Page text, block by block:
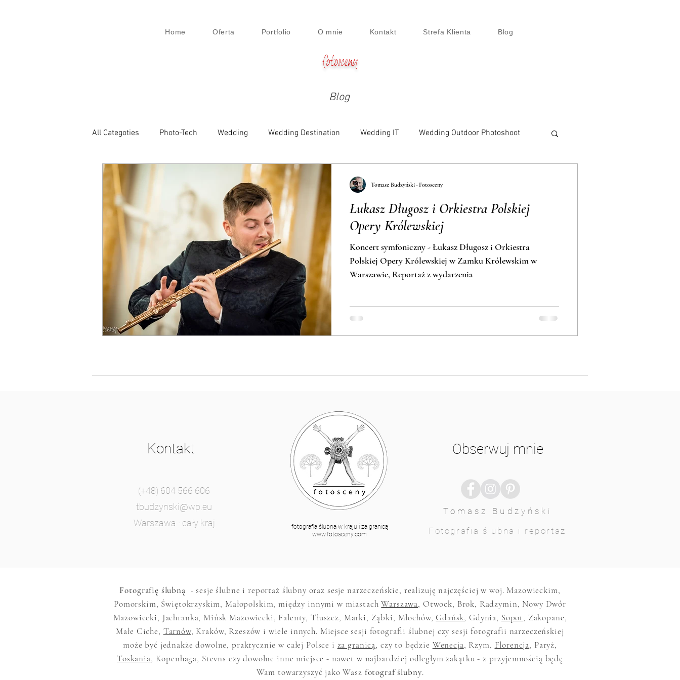
Home Oferta Portfolio O mnie Kontakt Strefa Klienta Blog
fotosceny
Blog
All Categoties Photo-Tech Wedding Wedding Destination Wedding IT Wedding Outdoor Photoshoot
Wedding PL Family Engagement
Architecture Event Business Session Maternity
Łukasz Długosz i Orkiestra Polskiej
Opery Królewskiej
Koncert symfoniczny - Łukasz Długosz i Orkiestra
Polskiej Opery Królewskiej w Zamku Królewskim w
Warszawie, Reportaż z wydarzenia
Tomasz Budzyński · Fotosceny
Kontakt
(+48) 604 566 606
tbudzynski@wp.eu
Warszawa · cały kraj
fotografia ślubna w kraju i za granicą
www.fotosceny.com
Obserwuj mnie
Tomasz Budzyński
Fotografia ślubna i reportaż
Fotografię ślubną - sesje ślubne i reportaż ślubny oraz sesje narzeczeńskie, realizuję najczęściej w woj. Mazowieckim,
Pomorskim, Świętokrzyskim, Małopolskim, między innymi w miastachWarszawa, Otwock, Brok, Radzymin, Nowy Dwór
Mazowiecki, Jachranka, Mińsk Mazowiecki, Falenty, Tłuszcz, Marki, Ząbki, Młochów,Gdańsk, Gdynia, Sopot, Zakopane,
Małe Ciche, Tarnów, Kraków, Rzeszów i wiele innych. Miejsce sesji fotografii ślubnej czy sesji fotografii narzeczeńskiej
może być jednakże dowolne, praktycznie w całej Polsce i za granicą, czy to będzie Wenecja, Rzym, Florencja, Paryż,
Toskania, Kopenhaga, Stevns czy dowolne inne miejsce - nawet w najbardziej odległym zakątku - z przyjemnością będę
Wam towarzyszyć jako Wasz fotograf ślubny.